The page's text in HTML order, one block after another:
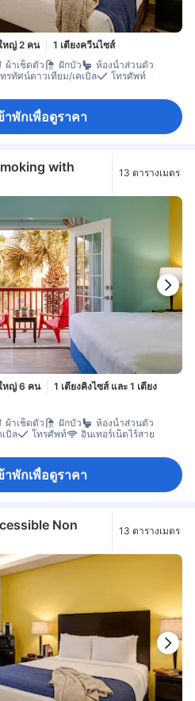
หญ่ 2 คน
1 เตียงควีนไซส์
ผ้าเช็ดตัว ฝักบัว
ห้องน้ำส่วนตัว
รทัศน์ดาวเทียม/เคเบิล
โทรศัพท์
าพักเพื่อดูราคา
with
13 ตารางเมตร
หญ่ 6 คน
1 เตียงคิงไซส์ และ 1 เตียง
ผ้าเช็ดตัว ฝักบัว
ห้องน้ำส่วนตัว
บิล โทรศัพท์
อินเทอร์เน็ตไร้สาย
าพักเพื่อดูราคา
Non
13 ตารางเมตร